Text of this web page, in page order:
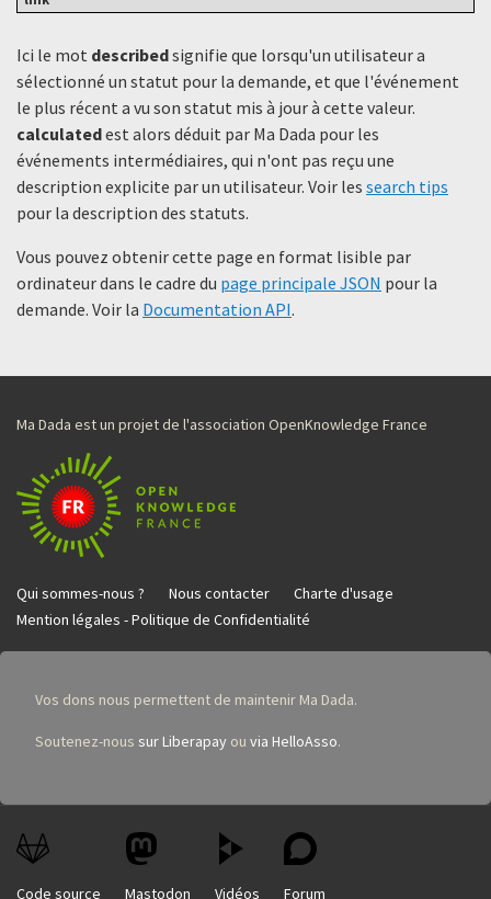
Ici le mot describedsignifie que lorsqu'un utilisateur a
sélectionné un statut ​​pour la demande, et que l'événement
le plus récent a vu son statut mis à jour à cette valeur.
calculatedest alors déduit par Ma Dada pour les
événements intermédiaires, qui n'ont pas reçu une
description explicite par un utilisateur. Voir les search tips
pour la description des statuts.
Vous pouvez obtenir cette page en format lisible par
ordinateur dans le cadre du page principale JSON pour la
demande. Voir la Documentation API.
Ma Dada est un projet de l'association OpenKnowledge France
Qui sommes-nous ? Nous contacter
Charte d'usage
Mention légales - Politique de Confidentialité
Vos dons nous permettent de maintenir Ma Dada.
Soutenez-nous sur Liberapay ou via HelloAsso.
Code source Mastodon Vidéos Forum